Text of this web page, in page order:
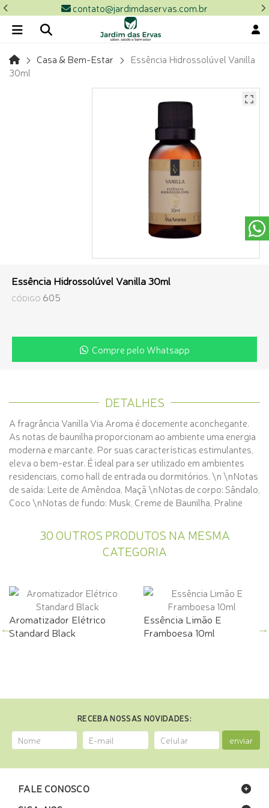
contato@jardimdaservas.com.br
Casa & Bem-Estar
Essência Hidrossolúvel Vanilla
30ml
Essência Hidrossolúvel Vanilla 30ml
CÓDIGO 605
Compre pelo Whatsapp
DETALHES
A fragrância Vanilla Via Aroma é docemente aconchegante.
As notas de baunilha proporcionam ao ambiente uma energia
moderna e marcante. Por suas características estimulantes,
eleva o bem-estar. É ideal para ser utilizado em ambientes
residenciais, como hall de entrada ou dormitórios. \n \nNotas
de saída: Leite de Amêndoa, Maçã \nNotas de corpo: Sândalo,
Coco \nNotas de fundo: Musk, Creme de Baunilha, Praline
30 OUTROS PRODUTOS NA MESMA
CATEGORIA
Aromatizador Elétrico
Standard Black
Essência Limão E
Framboesa 10ml
RECEBA NOSSAS NOVIDADES:
enviar
FALE CONOSCO